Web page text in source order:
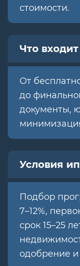
стоимости.
Что
От
до
документы,
Условия
Подбор
7–12%,
срок 15–25
одобрение